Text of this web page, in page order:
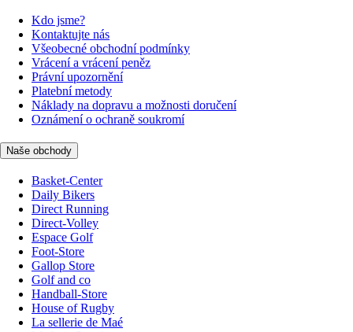
Kdo jsme?
Kontaktujte nás
Všeobecné obchodní podmínky
Vrácení a vrácení peněz
Právní upozornění
Platební metody
Náklady na dopravu a možnosti doručení
Oznámení o ochraně soukromí
Naše obchody
Basket-Center
Daily Bikers
Direct Running
Direct-Volley
Espace Golf
Foot-Store
Gallop Store
Golf and co
Handball-Store
House of Rugby
La sellerie de Maé